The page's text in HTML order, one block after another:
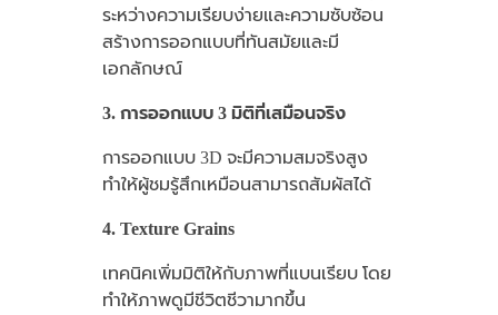
ระหว่างความเรียบง่ายและความซับซ้อน
สร้างการออกแบบที่ทันสมัยและมี
เอกลักษณ์
3. การออกแบบ 3 มิติที่เสมือนจริง
การออกแบบ 3D จะมีความสมจริงสูง
ทำให้ผู้ชมรู้สึกเหมือนสามารถสัมผัสได้
4. Texture Grains
เทคนิคเพิ่มมิติให้กับภาพที่แบนเรียบ โดย
ทำให้ภาพดูมีชีวิตชีวามากขึ้น